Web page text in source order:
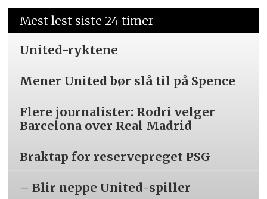
Mest lest siste 24 timer
United-ryktene
Mener United bør slå til på Spence
Flere journalister: Rodri velger
Barcelona over Real Madrid
Braktap for reservepreget PSG
– Blir neppe United-spiller